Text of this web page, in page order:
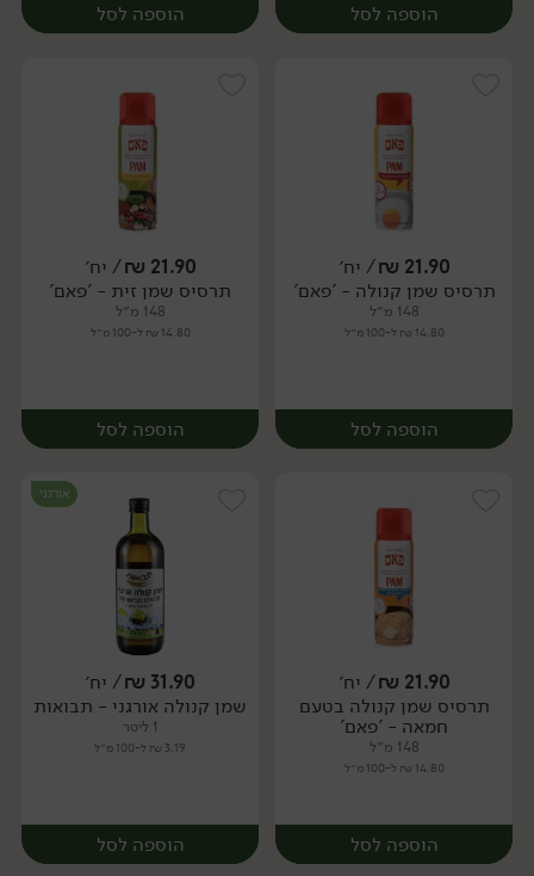
הוספה לסל
יח׳
הוספה לסל
יח׳
21.90
₪/ יח׳
תרסיס שמן קנולה - 'פאם'
148 מ״ל
14.80 ₪ ל-100 מ״ל
הוספה לסל
יח׳
21.90
₪/ יח׳
תרסיס שמן זית - 'פאם'
148 מ״ל
14.80 ₪ ל-100 מ״ל
הוספה לסל
יח׳
21.90
₪/ יח׳
תרסיס שמן קנולה בטעם
חמאה - 'פאם'
148 מ״ל
14.80 ₪ ל-100 מ״ל
הוספה לסל
אורגני
31.90
₪/ יח׳
שמן קנולה אורגני - תבואות
1 ליטר
3.19 ₪ ל-100 מ״ל
הוספה לסל